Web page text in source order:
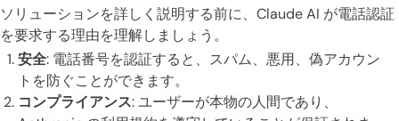
ソリューションを詳しく説明する前に、Claude AI が電話認証
を要求する理由を理解しましょう。
安全: 電話番号を認証すると、スパム、悪用、偽アカウン
トを防ぐことができます。
コンプライアンス: ユーザーが本物の人間であり、